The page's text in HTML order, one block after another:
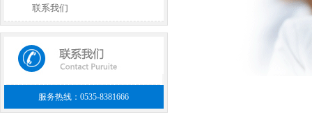
联系我们
服务热线：0535-8381666